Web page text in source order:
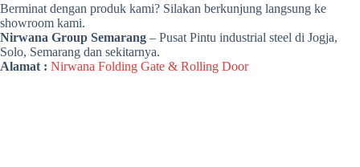
Berminat dengan produk kami? Silakan berkunjung langsung ke
showroom kami.
Nirwana Group Semarang – Pusat Pintu industrial steel di Jogja,
Solo, Semarang dan sekitarnya.
Alamat : Nirwana Folding Gate & Rolling Door